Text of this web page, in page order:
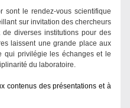
sont le rendez-vous scientifique
sur invitation des chercheurs
diverses institutions pour des
laissent une grande place aux
qui privilégie les échanges et le
du laboratoire.
contenus des présentations et à